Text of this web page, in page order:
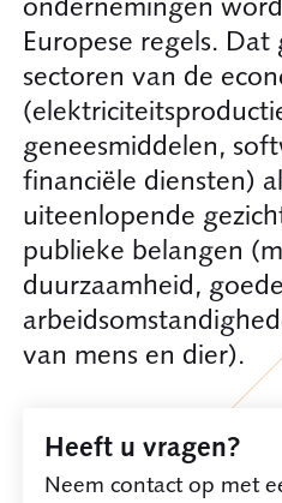
Europese regels.
sectoren van de
geneesmiddelen,
financiële diensten)
uiteenlopende
publieke belangen
duurzaamheid, goede
van mens en dier).
Heeft u vragen?
Neem contact op met